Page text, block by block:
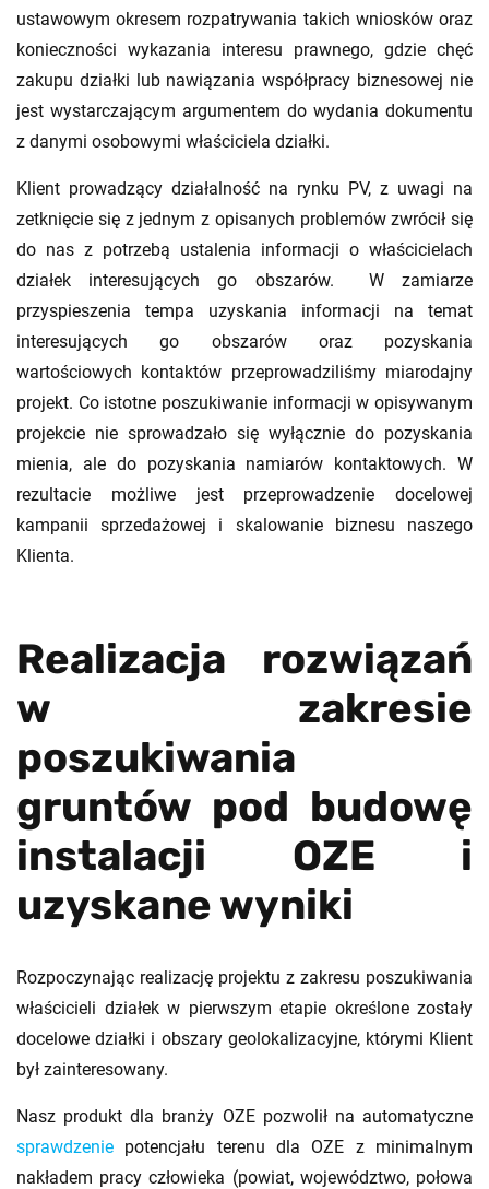
ustawowym okresem rozpatrywania takich wniosków oraz
konieczności wykazania interesu prawnego, gdzie chęć
zakupu działki lub nawiązania współpracy biznesowej nie
jest wystarczającym argumentem do wydania dokumentu
z danymi osobowymi właściciela działki.
Klient prowadzący działalność na rynku PV, z uwagi na
zetknięcie się z jednym z opisanych problemów zwrócił się
do nas z potrzebą ustalenia informacji o właścicielach
działek interesujących go obszarów. W zamiarze
przyspieszenia tempa uzyskania informacji na temat
interesujących go obszarów oraz pozyskania
wartościowych kontaktów przeprowadziliśmy miarodajny
projekt. Co istotne poszukiwanie informacji w opisywanym
projekcie nie sprowadzało się wyłącznie do pozyskania
mienia, ale do pozyskania namiarów kontaktowych. W
rezultacie możliwe jest przeprowadzenie docelowej
kampanii sprzedażowej i skalowanie biznesu naszego
Klienta.
Realizacja rozwiązań
w zakresie
poszukiwania
gruntów pod budowę
instalacji OZE i
uzyskane wyniki
Rozpoczynając realizację projektu z zakresu poszukiwania
właścicieli działek w pierwszym etapie określone zostały
docelowe działki i obszary geolokalizacyjne, którymi Klient
był zainteresowany.
Nasz produkt dla branży OZE pozwolił na automatyczne
sprawdzenie potencjału terenu dla OZE z minimalnym
nakładem pracy człowieka (powiat, województwo, połowa